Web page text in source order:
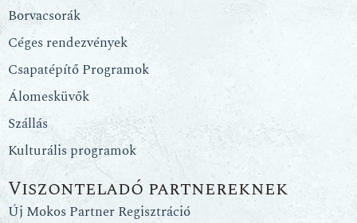
Borvacsorák
Céges rendezvények
Csapatépítő Programok
Álomesküvők
Szállás
Kulturális programok
Viszonteladó partnereknek
Új Mokos Partner Regisztráció